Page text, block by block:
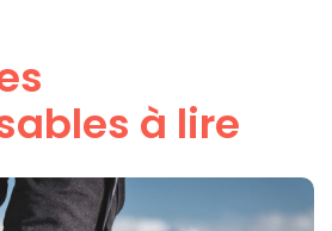
à lire